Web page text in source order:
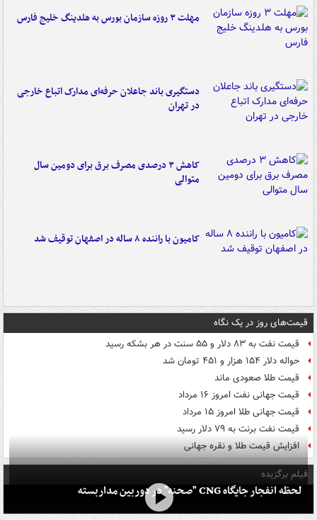
مهلت ۳ روزه سازمان بورس به هلدینگ خلیج فارس
دستگیری باند جاعلان حرفه‌ای مدارک اتباع خارجی
در تهران
کاهش ۳ درصدی مصرف برق برای دومین سال
متوالی
کامیون با راننده ۸ ساله در اصفهان توقیف شد
قیمت‌های روز در یک نگاه
قیمت نفت به ۸۳ دلار و ۵۵ سنت در هر بشکه رسید
حواله دلار ۱۵۴ هزار و ۴۵۱ تومان شد
قیمت طلا صعودی ماند
قیمت جهانی نفت امروز ۱۶ مرداد
قیمت جهانی طلا امروز ۱۵ مرداد
قیمت نفت برنت به ۷۹ دلار رسید
افزایش قیمت طلا و نقره جهانی
فیلم برگزیده
لحظه انفجار جایگاه CNG "صحنه" در دوربین مداربسته